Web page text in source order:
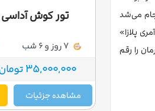
می‌شد
پلازا»
پایان سفرمان را رقم
تور کوش آداسی
35,000,000 تومان + 258 None
مشاهده جزئیات